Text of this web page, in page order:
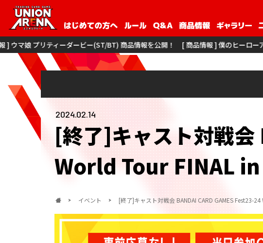
ダービー(ST/BT) 商品情報を公開！ [ 商品情報 ] 僕のヒーローアカデミア NEW
2024.02.14
[終了]キャスト対戦
World Tour FINAL in
イベント [終了]キャスト対戦会 BANDAI CARD GAMES Fest23-